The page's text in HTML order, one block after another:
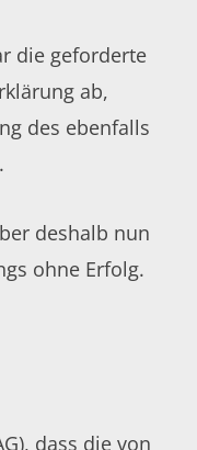
die geforderte
ab,
des ebenfalls
deshalb nun
ohne Erfolg.
dass die von